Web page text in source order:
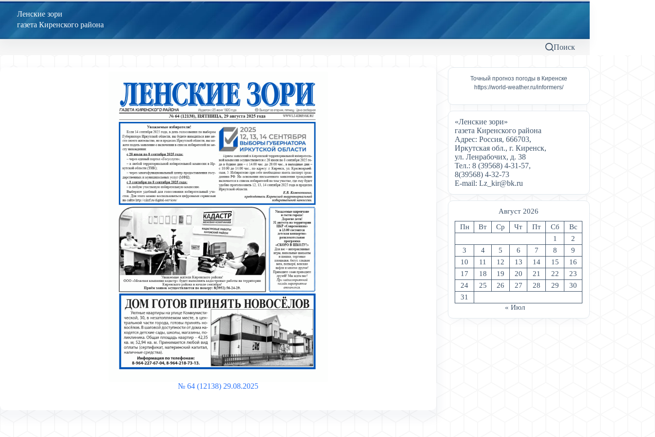
Перейти
Ленские зори
газета Киренского района
Поиск
№ 64 (12138) 29.08.2025
Точный прогноз погоды в Киренске
https://world-weather.ru/informers/
«Ленские зори»
газета Киренского района
Адрес: Россия, 666703,
Иркутская обл., г. Киренск,
ул. Ленрабочих, д. 38
Тел.: 8 (39568) 4-31-57,
8(39568) 4-32-73
Е-mail: Lz_kir@bk.ru
Август 2026
Пн Вт Ср Чт Пт Сб
Вс
1
2
3
4 5 6 7 8
9
10
11 12 13 14 15
16
17
18 19 20 21 22
23
24
25 26 27 28 29
30
31
« Июл